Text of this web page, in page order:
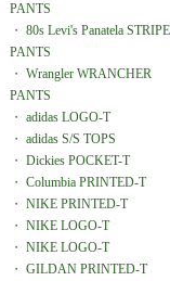
PANTS
・ 80s Levi's Panatela STRIPE
PANTS
・ Wrangler WRANCHER
PANTS
・ adidas LOGO-T
・ adidas S/S TOPS
・ Dickies POCKET-T
・ Columbia PRINTED-T
・ NIKE PRINTED-T
・ NIKE LOGO-T
・ NIKE LOGO-T
・ GILDAN PRINTED-T